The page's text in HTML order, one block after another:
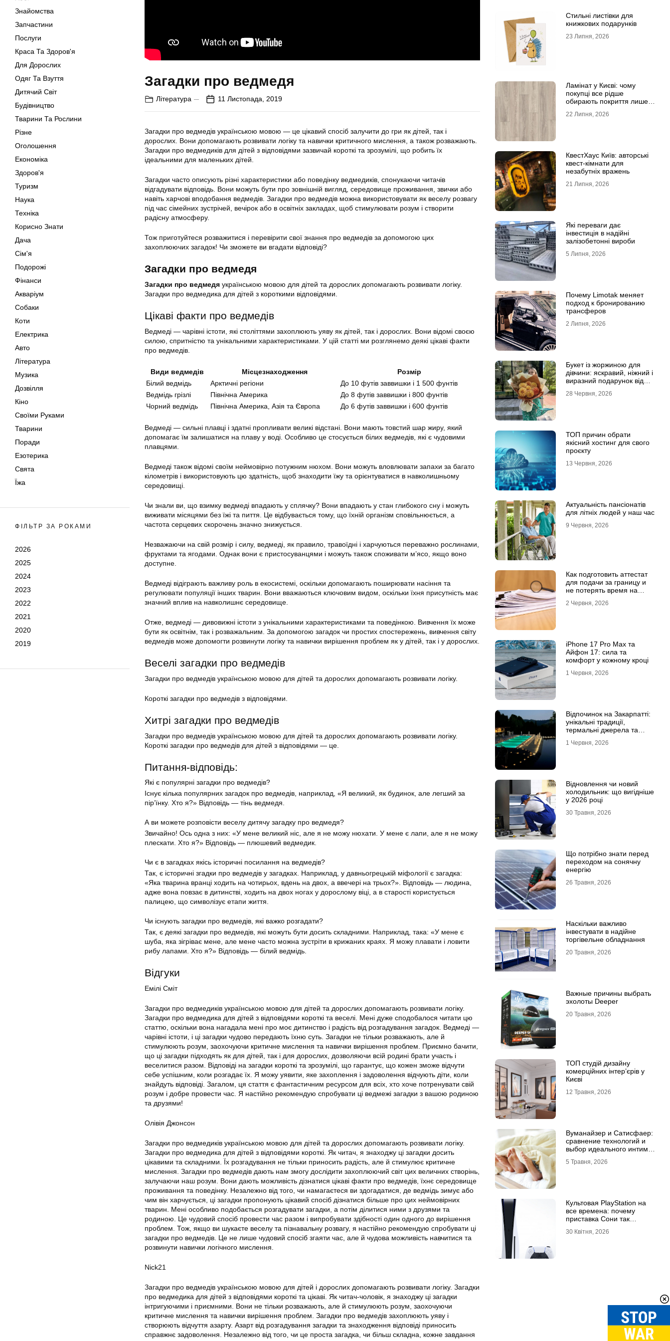
Знайомства
Запчастини
Послуги
Краса Та Здоров'я
Для Дорослих
Одяг Та Взуття
Дитячий Світ
Будівництво
Тварини Та Рослини
Різне
Оголошення
Економіка
Здоров'я
Туризм
Наука
Техніка
Корисно Знати
Дача
Сім'я
Подорожі
Фінанси
Акваріум
Собаки
Коти
Електрика
Авто
Література
Музика
Дозвілля
Кіно
Своїми Руками
Тварини
Поради
Езотерика
Свята
Їжа
ФІЛЬТР ЗА РОКАМИ
2026
2025
2024
2023
2022
2021
2020
2019
Загадки про ведмедя
Література 11 Листопада, 2019
Загадки про ведмедів українською мовою — це цікавий спосіб залучити до гри як дітей, так і
дорослих. Вони допомагають розвивати логіку та навички критичного мислення, а також розважають.
Загадки про ведмедиків для дітей з відповідями зазвичай короткі та зрозумілі, що робить їх
ідеальними для маленьких дітей.
Загадки часто описують різні характеристики або поведінку ведмедиків, спонукаючи читачів
відгадувати відповідь. Вони можуть бути про зовнішній вигляд, середовище проживання, звички або
навіть харчові вподобання ведмедів. Загадки про ведмедів можна використовувати як веселу розвагу
під час сімейних зустрічей, вечірок або в освітніх закладах, щоб стимулювати розум і створити
радісну атмосферу.
Тож приготуйтеся розважитися і перевірити свої знання про ведмедів за допомогою цих
захоплюючих загадок! Чи зможете ви вгадати відповіді?
Загадки про ведмедя
Загадки про ведмедя українською мовою для дітей та дорослих допомагають розвивати логіку.
Загадки про ведмедика для дітей з короткими відповідями.
Цікаві факти про ведмедів
Ведмеді — чарівні істоти, які століттями захоплюють уяву як дітей, так і дорослих. Вони відомі своєю
силою, спритністю та унікальними характеристиками. У цій статті ми розглянемо деякі цікаві факти
про ведмедів.
Види ведмедів Місцезнаходження
Розмір
Білий ведмідь
Арктичні регіони
До 10 футів заввишки і 1 500 фунтів
Ведмідь грізлі
Північна Америка
До 8 футів заввишки і 800 фунтів
Чорний ведмідь
Північна Америка, Азія та Європа До 6 футів заввишки і 600 фунтів
Ведмеді — сильні плавці і здатні пропливати великі відстані. Вони мають товстий шар жиру, який
допомагає їм залишатися на плаву у воді. Особливо це стосується білих ведмедів, які є чудовими
плавцями.
Ведмеді також відомі своїм неймовірно потужним нюхом. Вони можуть вловлювати запахи за багато
кілометрів і використовують цю здатність, щоб знаходити їжу та орієнтуватися в навколишньому
середовищі.
Чи знали ви, що взимку ведмеді впадають у сплячку? Вони впадають у стан глибокого сну і можуть
виживати місяцями без їжі та пиття. Це відбувається тому, що їхній організм сповільнюється, а
частота серцевих скорочень значно знижується.
Незважаючи на свій розмір і силу, ведмеді, як правило, травоїдні і харчуються переважно рослинами,
фруктами та ягодами. Однак вони є пристосуванцями і можуть також споживати м’ясо, якщо воно
доступне.
Ведмеді відіграють важливу роль в екосистемі, оскільки допомагають поширювати насіння та
регулювати популяції інших тварин. Вони вважаються ключовим видом, оскільки їхня присутність має
значний вплив на навколишнє середовище.
Отже, ведмеді — дивовижні істоти з унікальними характеристиками та поведінкою. Вивчення їх може
бути як освітнім, так і розважальним. За допомогою загадок чи простих спостережень, вивчення світу
ведмедів може допомогти розвинути логіку та навички вирішення проблем як у дітей, так і у дорослих.
Веселі загадки про ведмедів
Загадки про ведмедів українською мовою для дітей та дорослих допомагають розвивати логіку.
Короткі загадки про ведмедів з відповідями.
Хитрі загадки про ведмедів
Загадки про ведмедів українською мовою для дітей та дорослих допомагають розвивати логіку.
Короткі загадки про ведмедів для дітей з відповідями — це.
Питання-відповідь:
Які є популярні загадки про ведмедів?
Існує кілька популярних загадок про ведмедів, наприклад, «Я великий, як будинок, але легший за
пір’їнку. Хто я?» Відповідь — тінь ведмедя.
А ви можете розповісти веселу дитячу загадку про ведмедя?
Звичайно! Ось одна з них: «У мене великий ніс, але я не можу нюхати. У мене є лапи, але я не можу
плескати. Хто я?» Відповідь — плюшевий ведмедик.
Чи є в загадках якісь історичні посилання на ведмедів?
Так, є історичні згадки про ведмедів у загадках. Наприклад, у давньогрецькій міфології є загадка:
«Яка тварина вранці ходить на чотирьох, вдень на двох, а ввечері на трьох?». Відповідь — людина,
адже вона повзає в дитинстві, ходить на двох ногах у дорослому віці, а в старості користується
палицею, що символізує етапи життя.
Чи існують загадки про ведмедів, які важко розгадати?
Так, є деякі загадки про ведмедів, які можуть бути досить складними. Наприклад, така: «У мене є
шуба, яка зігріває мене, але мене часто можна зустріти в крижаних краях. Я можу плавати і ловити
рибу лапами. Хто я?» Відповідь — білий ведмідь.
Відгуки
Емілі Сміт
Загадки про ведмедиків українською мовою для дітей та дорослих допомагають розвивати логіку.
Загадки про ведмедика для дітей з відповідями короткі та веселі. Мені дуже сподобалося читати цю
статтю, оскільки вона нагадала мені про моє дитинство і радість від розгадування загадок. Ведмеді —
чарівні істоти, і ці загадки чудово передають їхню суть. Загадки не тільки розважають, але й
стимулюють розум, заохочуючи критичне мислення та навички вирішення проблем. Приємно бачити,
що ці загадки підходять як для дітей, так і для дорослих, дозволяючи всій родині брати участь і
веселитися разом. Відповіді на загадки короткі та зрозумілі, що гарантує, що кожен зможе відчути
себе успішним, коли розгадає їх. Я можу уявити, яке захоплення і задоволення відчують діти, коли
знайдуть відповіді. Загалом, ця стаття є фантастичним ресурсом для всіх, хто хоче потренувати свій
розум і добре провести час. Я настійно рекомендую спробувати ці ведмежі загадки з вашою родиною
та друзями!
Олівія Джонсон
Загадки про ведмедиків українською мовою для дітей та дорослих допомагають розвивати логіку.
Загадки про ведмедика для дітей з відповідями короткі. Як читач, я знаходжу ці загадки досить
цікавими та складними. Їх розгадування не тільки приносить радість, але й стимулює критичне
мислення. Загадки про ведмедів дають нам змогу дослідити захоплюючий світ цих величних створінь,
залучаючи наш розум. Вони дають можливість дізнатися цікаві факти про ведмедів, їхнє середовище
проживання та поведінку. Незалежно від того, чи намагаєтеся ви здогадатися, де ведмідь зимує або
чим він харчується, ці загадки пропонують цікавий спосіб дізнатися більше про цих неймовірних
тварин. Мені особливо подобається розгадувати загадки, а потім ділитися ними з друзями та
родиною. Це чудовий спосіб провести час разом і випробувати здібності один одного до вирішення
проблем. Тож, якщо ви шукаєте веселу та пізнавальну розвагу, я настійно рекомендую спробувати ці
загадки про ведмедів. Це не лише чудовий спосіб згаяти час, але й чудова можливість навчитися та
розвинути навички логічного мислення.
Nick21
Загадки про ведмедів українською мовою для дітей і дорослих допомагають розвивати логіку. Загадки
про ведмедика для дітей з відповідями короткі та цікаві. Як читач-чоловік, я знаходжу ці загадки
інтригуючими і приємними. Вони не тільки розважають, але й стимулюють розум, заохочуючи
критичне мислення та навички вирішення проблем. Загадки про ведмедів захоплюють уяву і
створюють відчуття азарту. Азарт від розгадування загадки та знаходження відповіді приносить
справжнє задоволення. Незалежно від того, чи це проста загадка, чи більш складна, кожне завдання
Стильні листівки для
книжкових подарунків
23 Липня, 2026
Ламінат у Києві: чому
покупці все рідше
обирають покриття лише
22 Липня, 2026
КвестХаус Київ: авторські
квест-кімнати для
незабутніх вражень
21 Липня, 2026
Які переваги дає
інвестиція в надійні
залізобетонні вироби
5 Липня, 2026
Почему Limotak меняет
подход к бронированию
трансферов
2 Липня, 2026
Букет із жоржиною для
дівчини: яскравий, ніжний і
виразний подарунок від
28 Червня, 2026
ТОП причин обрати
якісний хостинг для свого
проєкту
13 Червня, 2026
Актуальність пансіонатів
для літніх людей у наш час
9 Червня, 2026
Как подготовить аттестат
для подачи за границу и
не потерять время на
2 Червня, 2026
iPhone 17 Pro Max та
Айфон 17: сила та
комфорт у кожному кроці
1 Червня, 2026
Відпочинок на Закарпатті:
унікальні традиції,
термальні джерела та
1 Червня, 2026
Відновлення чи новий
холодильник: що вигідніше
у 2026 році
30 Травня, 2026
Що потрібно знати перед
переходом на сонячну
енергію
26 Травня, 2026
Наскільки важливо
інвестувати в надійне
торгівельне обладнання
20 Травня, 2026
Важные причины выбрать
эхолоты Deeper
20 Травня, 2026
ТОП студій дизайну
комерційних інтер’єрів у
Києві
12 Травня, 2026
Вуманайзер и Сатисфаер:
сравнение технологий и
выбор идеального интим-
5 Травня, 2026
Культовая PlayStation на
все времена: почему
приставка Сони так
30 Квітня, 2026